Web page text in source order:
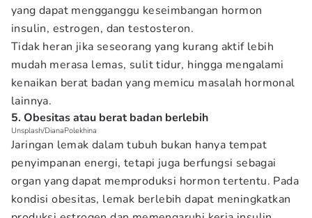
yang dapat mengganggu keseimbangan hormon
insulin, estrogen, dan testosteron.
Tidak heran jika seseorang yang kurang aktif lebih
mudah merasa lemas, sulit tidur, hingga mengalami
kenaikan berat badan yang memicu masalah hormonal
lainnya.
5. Obesitas atau berat badan berlebih
Unsplash/DianaPolekhina
Jaringan lemak dalam tubuh bukan hanya tempat
penyimpanan energi, tetapi juga berfungsi sebagai
organ yang dapat memproduksi hormon tertentu. Pada
kondisi obesitas, lemak berlebih dapat meningkatkan